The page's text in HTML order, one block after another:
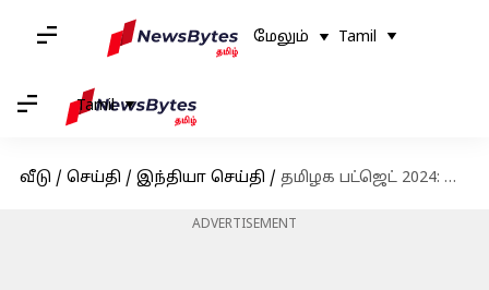
மேலும் Tamil
Tamil
வீடு / செய்தி / இந்தியா செய்தி / தமிழக பட்ஜெட் 2024: அழகூட்டப்படும் கடற்கரைகள், இலவச Wifi, ECR-இல் மேம்பாலங்கள்!
ADVERTISEMENT